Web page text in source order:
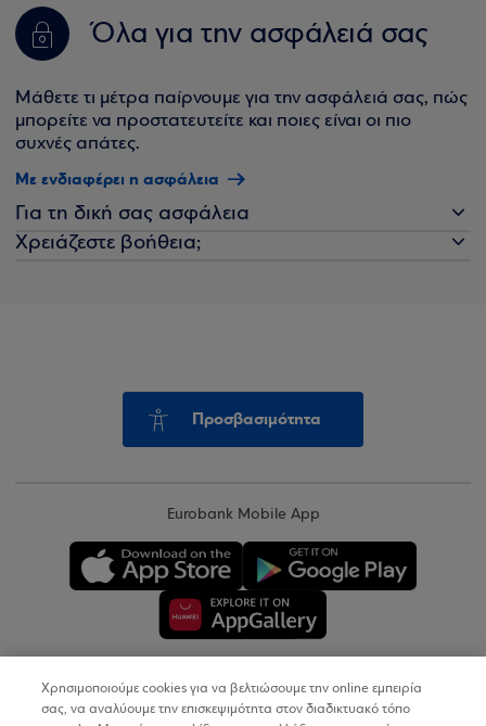
Όλα για την ασφάλειά σας
Μάθετε τι μέτρα παίρνουμε για την ασφάλειά σας, πώς
μπορείτε να προστατευτείτε και ποιες είναι οι πιο
συχνές απάτες.
Με ενδιαφέρει η ασφάλεια
Για τη δική σας ασφάλεια
Χρειάζεστε βοήθεια;
Προσβασιμότητα
Eurobank Mobile App
Copyright © 2026
Χρησιμοποιούμε cookies για να βελτιώσουμε την online εμπειρία
σας, να αναλύουμε την επισκεψιμότητα στον διαδικτυακό τόπο